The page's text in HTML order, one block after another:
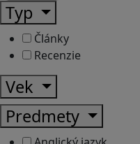
Typ
Články
Recenzie
Vek
Predmety